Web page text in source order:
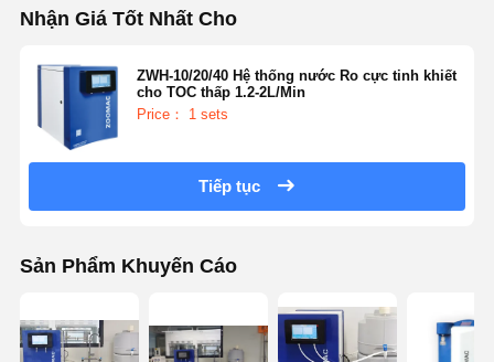
Nhận Giá Tốt Nhất Cho
ZWH-10/20/40 Hệ thống nước Ro cực tinh khiết
cho TOC thấp 1.2-2L/Min
Price： 1 sets
Tiếp tục
Sản Phẩm Khuyến Cáo